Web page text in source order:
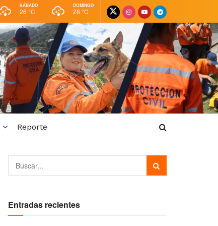
SÁBADO
26 °C
DOMINGO
28 °C
Reporte
Entradas recientes